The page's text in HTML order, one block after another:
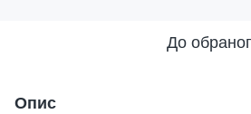
До
Опис